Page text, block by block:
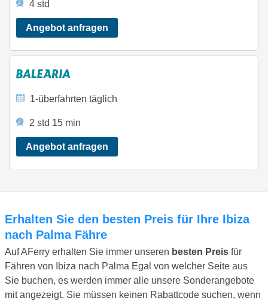
4 std
Angebot anfragen
1-überfahrten täglich
2 std 15 min
Angebot anfragen
Erhalten Sie den besten Preis für Ihre Ibiza
nach Palma Fähre
Auf AFerry erhalten Sie immer unseren besten Preis für
Fähren von Ibiza nach Palma Egal von welcher Seite aus
Sie buchen, es werden immer alle unsere Sonderangebote
mit angezeigt. Sie müssen keinen Rabattcode suchen, wenn